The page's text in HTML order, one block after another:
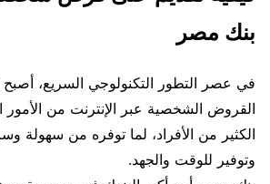
بنك مصر
في عصر التطور التكنولوجي السريع،
القروض الشخصية عبر الإنترنت من الأمور
الكثير من الأفراد، لما توفره من سهولة
وتوفير للوقت والجهد.